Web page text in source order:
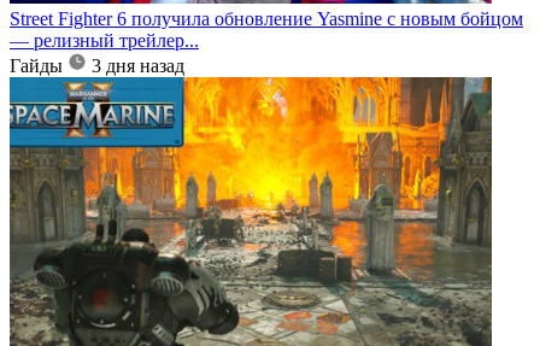
Street Fighter 6 получила обновление Yasmine с новым бойцом
— релизный трейлер...
Гайды
3 дня назад